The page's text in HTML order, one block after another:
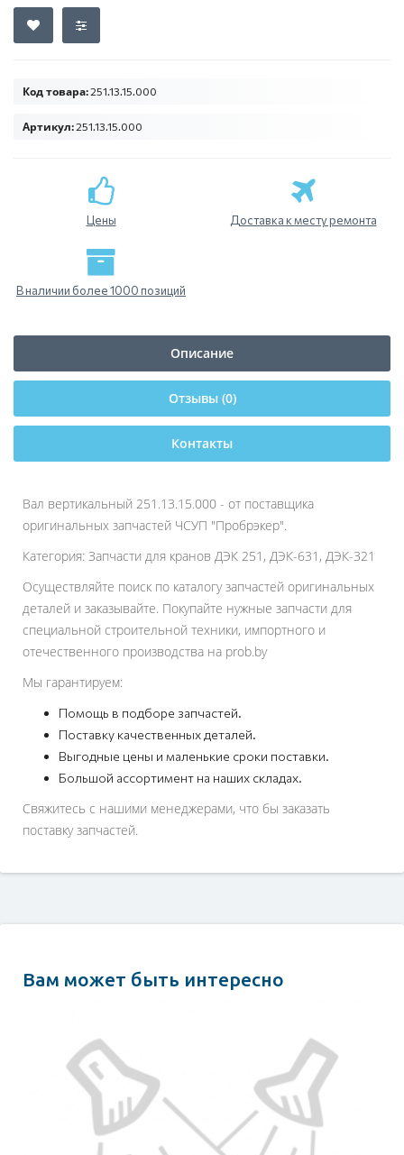
Код товара:251.13.15.000
Артикул:251.13.15.000
Цены Доставка к месту ремонта
В наличии более 1000 позиций
Описание
Отзывы (0)
Контакты
Вал вертикальный 251.13.15.000 - от поставщика
оригинальных запчастей ЧСУП "Пробрэкер".
Категория: Запчасти для кранов ДЭК 251, ДЭК-631, ДЭК-321
Осуществляйте поиск по каталогу запчастей оригинальных
деталей и заказывайте. Покупайте нужные запчасти для
специальной строительной техники, импортного и
отечественного производства на prob.by
Мы гарантируем:
Помощь в подборе запчастей.
Поставку качественных деталей.
Выгодные цены и маленькие сроки поставки.
Большой ассортимент на наших складах.
Свяжитесь с нашими менеджерами, что бы заказать
поставку запчастей.
Вам может быть интересно